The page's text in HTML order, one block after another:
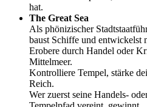
hat.
The Great Sea
Als phönizischer
baust Schiffe und entwickelst
Erobere durch Handel oder
Mittelmeer.
Kontrolliere Tempel, stärke
Reich.
Wer zuerst seine Handels-